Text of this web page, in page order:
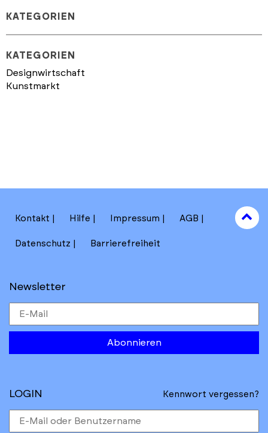
KATEGORIEN
KATEGORIEN
Designwirtschaft
Kunstmarkt
Kontakt Hilfe Impressum AGB
Datenschutz Barrierefreiheit
Newsletter
Abonnieren
to
top
LOGIN Kennwort vergessen?